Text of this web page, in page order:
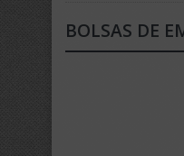
BOLSAS DE